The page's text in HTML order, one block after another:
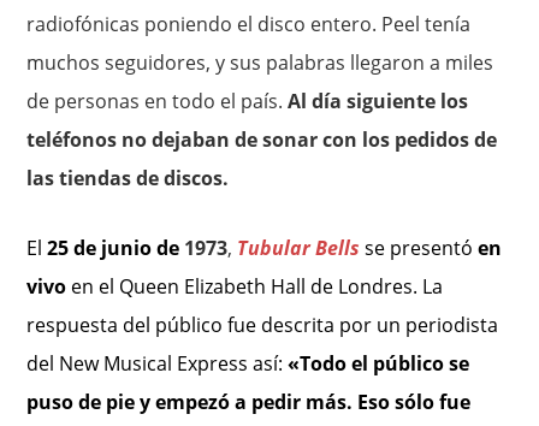
radiofónicas poniendo el disco entero. Peel tenía
muchos seguidores, y sus palabras llegaron a miles
de personas en todo el país.Al día siguiente los
teléfonos no dejaban de sonar con los pedidos de
las tiendas de discos.
El25 de junio de 1973, Tubular Bells se presentóen
vivo en el Queen Elizabeth Hall de Londres. La
respuesta del público fue descrita por un periodista
del New Musical Express así:«Todo el público se
puso de pie y empezó a pedir más. Eso sólo fue